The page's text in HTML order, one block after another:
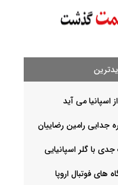
اسپانیا می آید
جدایی رامین رضاییان
با گلر اسپانیایی
های فوتبال اروپا